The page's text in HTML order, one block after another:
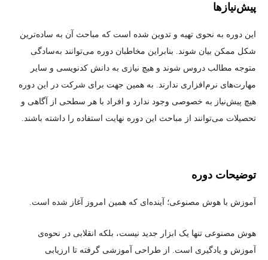
پیش‌نیاز‌ها
این دوره به نحوی تهیه و تدوین شده است که مباحث آن به ساده‌ترین
شکل ممکن بیان شوند. بنابراین مخاطبان دوره می‌توانند به‌سادگی
متوجه مطالب دروس شوند و هیچ نیازی به دانش کدنویسی و سایر
مهارت‌های نرم‌افزاری ندارند. به همین جهت برای شرکت در این دوره
هیچ پیش‌نیاز به خصوصی وجود ندارد و افراد با هر سطحی از آگاهی و
تحصیلات می‌توانند از مباحث این دوره نهایت استفاده را داشته باشند.
توضیحات دوره
آموزش با هوش مصنوعی؛ آینده‌ای که همین امروز آغاز شده است.
هوش مصنوعی تنها یک ابزار جدید نیست، بلکه انقلابی در نحوه‌ی
آموزش و یادگیری است. از طراحی آموزشی گرفته تا ارزیابی